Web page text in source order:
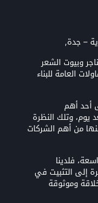
– جدة,
وبيوت الشعر
العامة للبناء
أحد أهم
يوم، وتلك النظرة
من أهم الشركات
فلدينا
إلى التثبيت في
وموثوقة